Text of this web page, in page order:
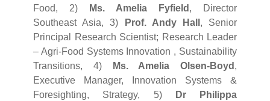
Food, 2)
Ms. Amelia Fyfield , Director
Southeast Asia, 3)
Prof. Andy Hall , Senior
Principal Research Scientist; Research Leader
– Agri-Food Systems Innovation , Sustainability
Transitions, 4)
Ms. Amelia Olsen-Boyd ,
Executive Manager, Innovation Systems &
Foresighting, Strategy, 5)
Dr Philippa